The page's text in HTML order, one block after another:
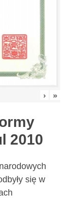
› »
2010
się w